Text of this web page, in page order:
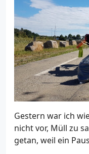
Gestern war ich
nicht vor, Müll zu
getan, weil ein